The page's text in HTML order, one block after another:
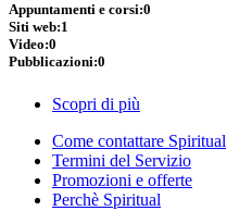
Appuntamenti e corsi:0
Siti web:1
Video:0
Pubblicazioni:0
Scopri di più
Come contattare Spiritual
Termini del Servizio
Promozioni e offerte
Perchè Spiritual